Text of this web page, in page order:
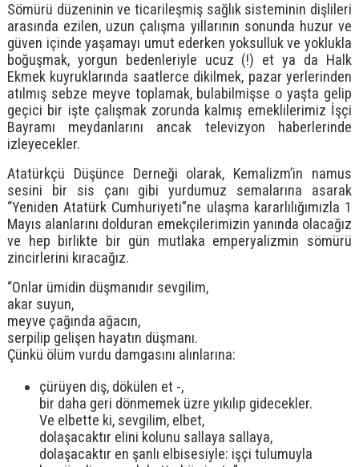
Sömürü düzeninin ve ticarileşmiş sağlık sisteminin dişlileri
arasında ezilen, uzun çalışma yıllarının sonunda huzur ve
güven içinde yaşamayı umut ederken yoksulluk ve yoklukla
boğuşmak, yorgun bedenleriyle ucuz (!) et ya da Halk
Ekmek kuyruklarında saatlerce dikilmek, pazar yerlerinden
atılmış sebze meyve toplamak, bulabilmişse o yaşta gelip
geçici bir işte çalışmak zorunda kalmış emeklilerimiz İşçi
Bayramı meydanlarını ancak televizyon haberlerinde
izleyecekler.
Atatürkçü Düşünce Derneği olarak, Kemalizm’in namus
sesini bir sis çanı gibi yurdumuz semalarına asarak
“Yeniden Atatürk Cumhuriyeti”ne ulaşma kararlılığımızla 1
Mayıs alanlarını dolduran emekçilerimizin yanında olacağız
ve hep birlikte bir gün mutlaka emperyalizmin sömürü
zincirlerini kıracağız.
“Onlar ümidin düşmanıdır sevgilim,
akar suyun,
meyve çağında ağacın,
serpilip gelişen hayatın düşmanı.
Çünkü ölüm vurdu damgasını alınlarına:
çürüyen diş, dökülen et -,
bir daha geri dönmemek üzre yıkılıp gidecekler.
Ve elbette ki, sevgilim, elbet,
dolaşacaktır elini kolunu sallaya sallaya,
dolaşacaktır en şanlı elbisesiyle: işçi tulumuyla